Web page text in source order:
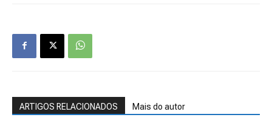
ARTIGOS RELACIONADOS Mais do autor